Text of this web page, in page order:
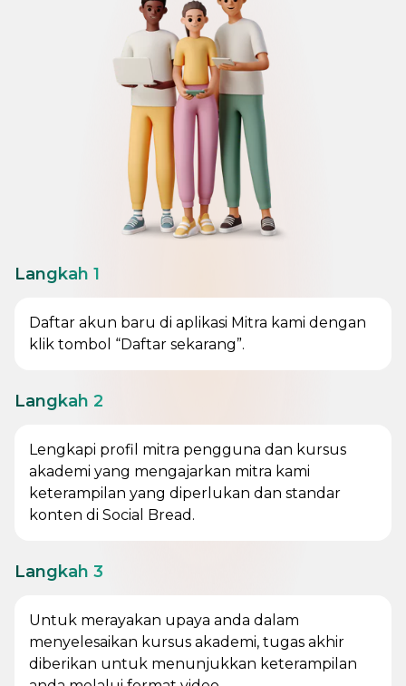
Langkah 1
Daftar akun baru di aplikasi Mitra kami dengan
klik tombol “Daftar sekarang”.
Langkah 2
Lengkapi profil mitra pengguna dan kursus
akademi yang mengajarkan mitra kami
keterampilan yang diperlukan dan standar
konten di Social Bread.
Langkah 3
Untuk merayakan upaya anda dalam
menyelesaikan kursus akademi, tugas akhir
diberikan untuk menunjukkan keterampilan